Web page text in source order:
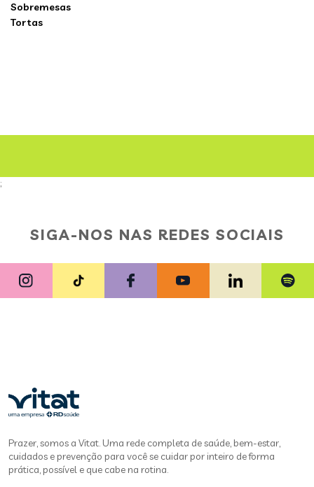
Sobremesas
Tortas
;
SIGA-NOS NAS REDES SOCIAIS
Prazer, somos a Vitat. Uma rede completa de saúde, bem-estar,
cuidados e prevenção para você se cuidar por inteiro de forma
prática, possível e que cabe na rotina.